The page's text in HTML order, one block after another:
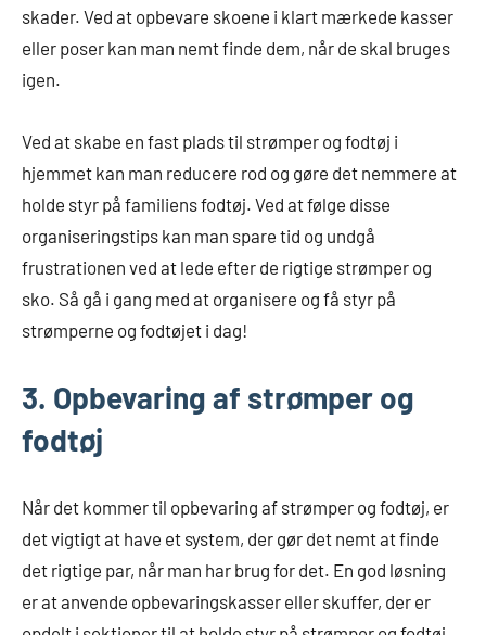
skader. Ved at opbevare skoene i klart mærkede kasser
eller poser kan man nemt finde dem, når de skal bruges
igen.
Ved at skabe en fast plads til strømper og fodtøj i
hjemmet kan man reducere rod og gøre det nemmere at
holde styr på familiens fodtøj. Ved at følge disse
organiseringstips kan man spare tid og undgå
frustrationen ved at lede efter de rigtige strømper og
sko. Så gå i gang med at organisere og få styr på
strømperne og fodtøjet i dag!
3. Opbevaring af strømper og
fodtøj
Når det kommer til opbevaring af strømper og fodtøj, er
det vigtigt at have et system, der gør det nemt at finde
det rigtige par, når man har brug for det. En god løsning
er at anvende opbevaringskasser eller skuffer, der er